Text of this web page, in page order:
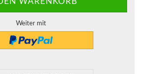
Weiter mit